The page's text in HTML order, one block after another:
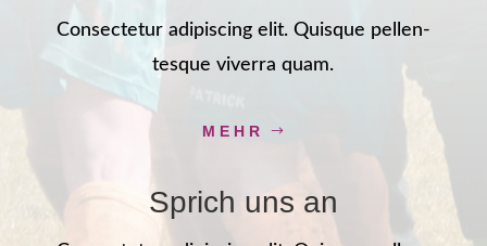
Con­sec­te­tur adi­pi­scing elit. Quis­que pel­len­
tes­que viver­ra quam.
MEHR
Sprich uns an